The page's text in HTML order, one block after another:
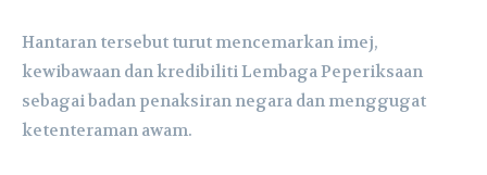
Hantaran tersebut turut mencemarkan imej,
kewibawaan dan kredibiliti Lembaga Peperiksaan
sebagai badan penaksiran negara dan menggugat
ketenteraman awam.